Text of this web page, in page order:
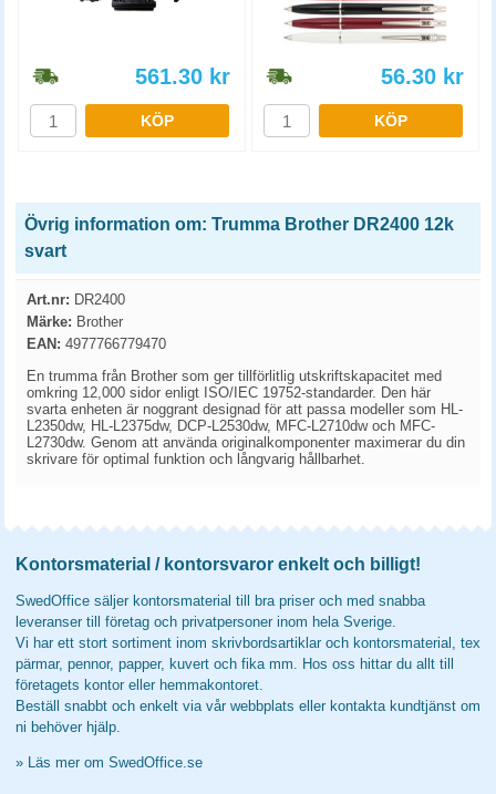
561.30 kr
KÖP
56.30 kr
KÖP
Övrig information om: Trumma Brother DR2400 12k
svart
Art.nr: DR2400
Märke: Brother
EAN: 4977766779470
En trumma från Brother som ger tillförlitlig utskriftskapacitet med
omkring 12,000 sidor enligt ISO/IEC 19752-standarder. Den här
svarta enheten är noggrant designad för att passa modeller som HL-
L2350dw, HL-L2375dw, DCP-L2530dw, MFC-L2710dw och MFC-
L2730dw. Genom att använda originalkomponenter maximerar du din
skrivare för optimal funktion och långvarig hållbarhet.
Kontorsmaterial / kontorsvaror enkelt och billigt!
SwedOffice säljer kontorsmaterial till bra priser och med snabba
leveranser till företag och privatpersoner inom hela Sverige.
Vi har ett stort sortiment inom skrivbordsartiklar och kontorsmaterial, tex
pärmar, pennor, papper, kuvert och fika mm. Hos oss hittar du allt till
företagets kontor eller hemmakontoret.
Beställ snabbt och enkelt via vår webbplats eller kontakta kundtjänst om
ni behöver hjälp.
» Läs mer om SwedOffice.se